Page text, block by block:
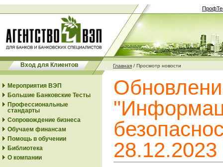
Вход для Клиентов Главная / Просмотр новости
Мероприятия ВЭП
Большие Банковские Тесты
Профессиональные
стандарты
Сопровождение бизнеса
Обучаем финансам
Помощь в обучении
Библиотека
О компании
28.12.2023